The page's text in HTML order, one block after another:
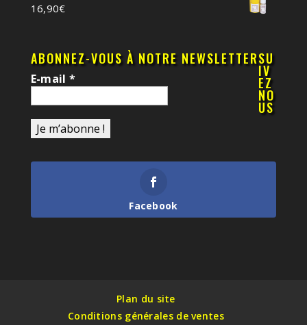
16,90€
ABONNEZ-VOUS À NOTRE NEWSLETTER
E-mail *
SU
IV
EZ
NO
US
Facebook
Plan du site
Conditions générales de ventes